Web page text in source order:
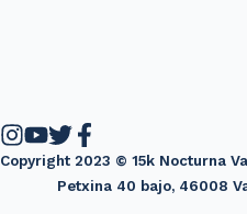
Copyright 2023 © 15k Nocturna
Petxina 40 bajo, 46008